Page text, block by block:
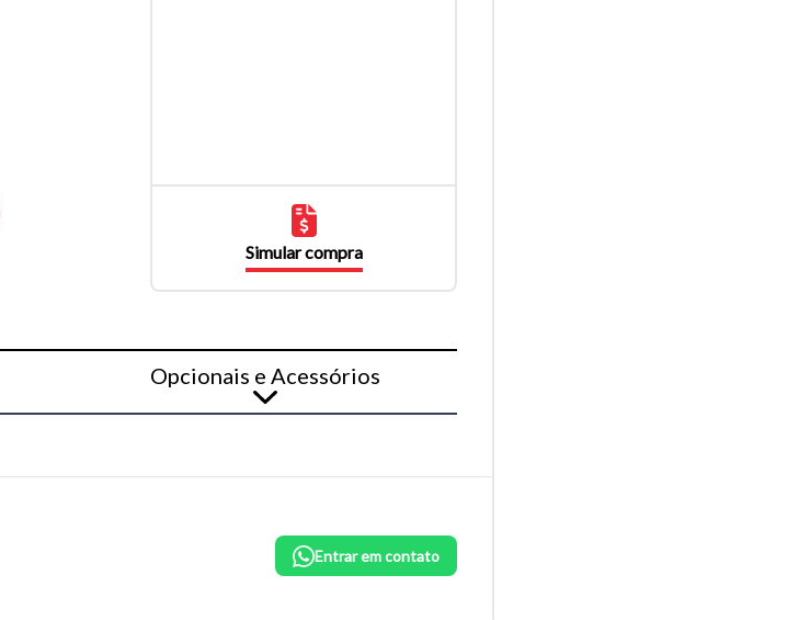
Simular compra
Opcionais e Acessórios
Entrar em contato